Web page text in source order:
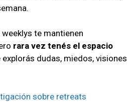
te mantienen
rara vez tenés el espacio
explorás dudas, miedos, visiones
sobre retreats